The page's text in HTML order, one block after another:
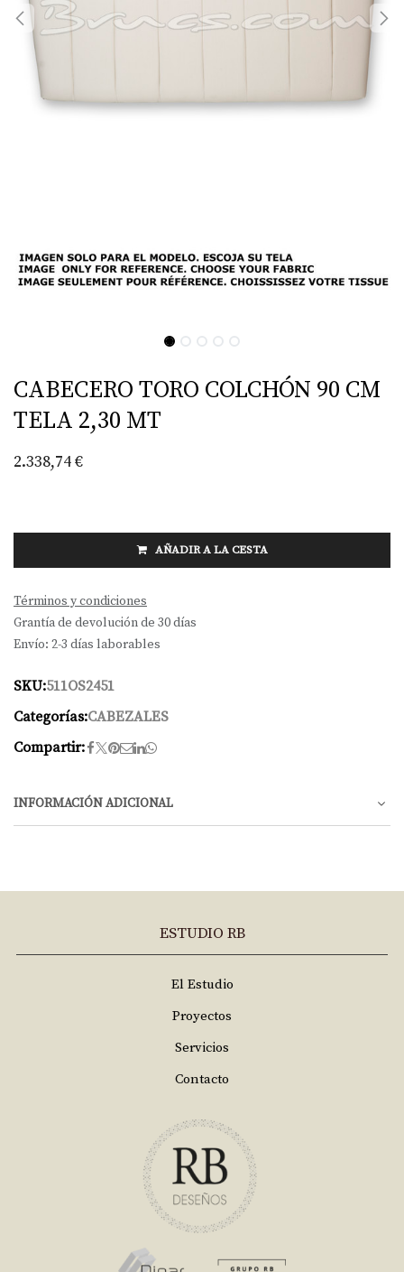
CABECERO TORO COLCHÓN 90 CM
TELA 2,30 MT
2.338,74€
AÑADIR A LA CESTA
Términos y condiciones
Grantía de devolución de 30 días
Envío: 2-3 días laborables
SKU:511OS2451
Categorías:CABEZALES
Compartir:
INFORMACIÓN ADICIONAL
ESTUDIO RB
El Estudio
Proyectos
Servicios
Contacto